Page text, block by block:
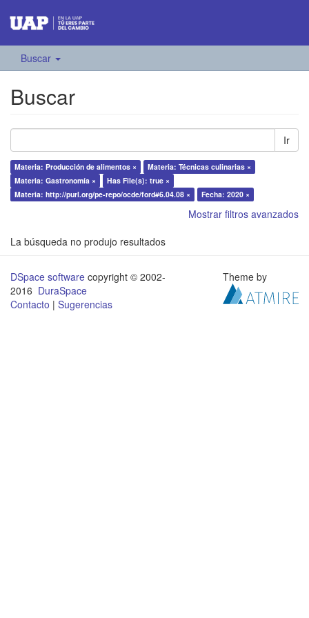
Buscar
Buscar
Ir
Materia: Producción de alimentos ×
Materia: Técnicas culinarias ×
Materia: Gastronomía ×
Has File(s): true ×
Materia: http://purl.org/pe-repo/ocde/ford#6.04.08 ×
Fecha: 2020 ×
Mostrar filtros avanzados
La búsqueda no produjo resultados
DSpace software copyright © 2002-
2016 DuraSpace
Contacto | Sugerencias
Theme by